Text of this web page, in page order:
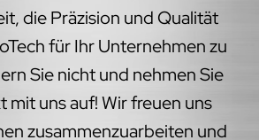
die Präzision und Qualität
für Ihr Unternehmen zu
Sie nicht und nehmen Sie
mit uns auf! Wir freuen uns
zusammenzuarbeiten und